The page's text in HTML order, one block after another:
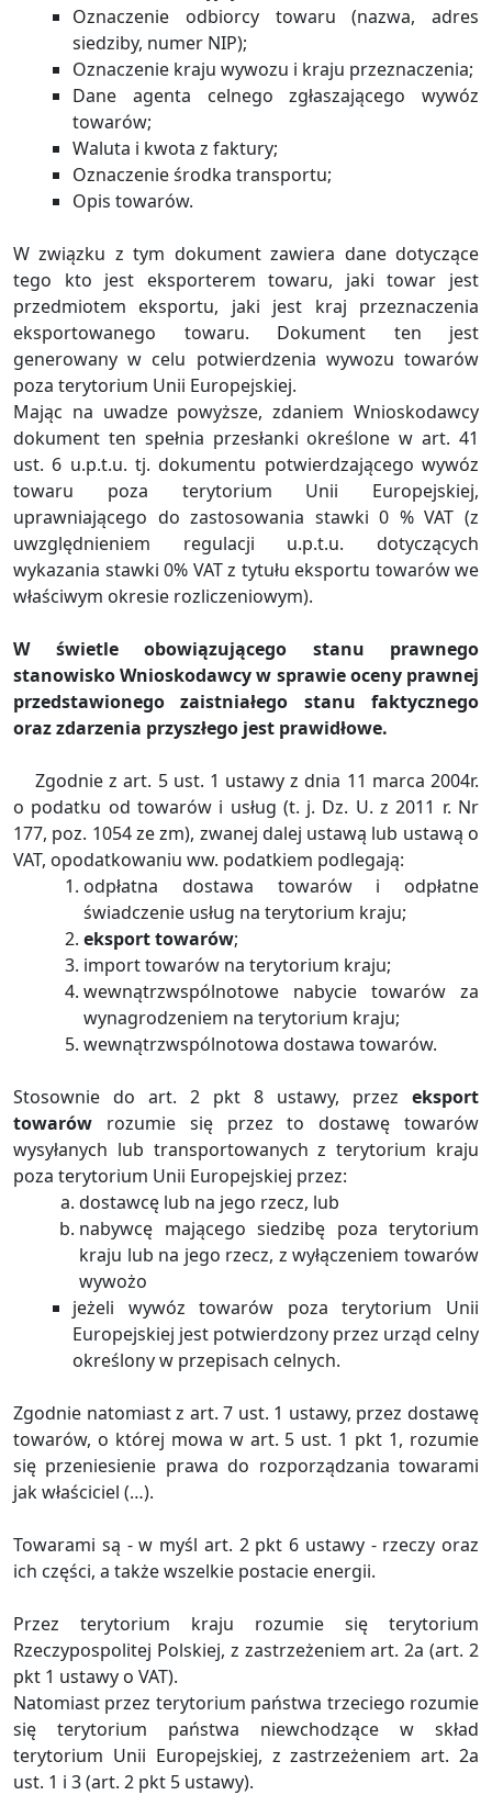
Oznaczenie odbiorcy towaru (nazwa, adres
siedziby, numer NIP);
Oznaczenie kraju wywozu i kraju przeznaczenia;
Dane agenta celnego zgłaszającego wywóz
towarów;
Waluta i kwota z faktury;
Oznaczenie środka transportu;
Opis towarów.
W związku z tym dokument zawiera dane dotyczące
tego kto jest eksporterem towaru, jaki towar jest
przedmiotem eksportu, jaki jest kraj przeznaczenia
eksportowanego towaru. Dokument ten jest
generowany w celu potwierdzenia wywozu towarów
poza terytorium Unii Europejskiej.
Mając na uwadze powyższe, zdaniem Wnioskodawcy
dokument ten spełnia przesłanki określone w art. 41
ust. 6 u.p.t.u. tj. dokumentu potwierdzającego wywóz
towaru poza terytorium Unii Europejskiej,
uprawniającego do zastosowania stawki 0 % VAT (z
uwzględnieniem regulacji u.p.t.u. dotyczących
wykazania stawki 0% VAT z tytułu eksportu towarów we
właściwym okresie rozliczeniowym).
W świetle obowiązującego stanu prawnego
stanowisko Wnioskodawcy w sprawie oceny prawnej
przedstawionego zaistniałego stanu faktycznego
oraz zdarzenia przyszłego jest prawidłowe.
Zgodnie z art. 5 ust. 1 ustawy z dnia 11 marca 2004r.
o podatku od towarów i usług (t. j. Dz. U. z 2011 r. Nr
177, poz. 1054 ze zm), zwanej dalej ustawą lub ustawą o
VAT, opodatkowaniu ww. podatkiem podlegają:
odpłatna dostawa towarów i odpłatne
świadczenie usług na terytorium kraju;
eksport towarów;
import towarów na terytorium kraju;
wewnątrzwspólnotowe nabycie towarów za
wynagrodzeniem na terytorium kraju;
wewnątrzwspólnotowa dostawa towarów.
Stosownie do art. 2 pkt 8 ustawy, przez eksport
towarów rozumie się przez to dostawę towarów
wysyłanych lub transportowanych z terytorium kraju
poza terytorium Unii Europejskiej przez:
dostawcę lub na jego rzecz, lub
nabywcę mającego siedzibę poza terytorium
kraju lub na jego rzecz, z wyłączeniem towarów
wywożo
jeżeli wywóz towarów poza terytorium Unii
Europejskiej jest potwierdzony przez urząd celny
określony w przepisach celnych.
Zgodnie natomiast z art. 7 ust. 1 ustawy, przez dostawę
towarów, o której mowa w art. 5 ust. 1 pkt 1, rozumie
się przeniesienie prawa do rozporządzania towarami
jak właściciel (…).
Towarami są - w myśl art. 2 pkt 6 ustawy - rzeczy oraz
ich części, a także wszelkie postacie energii.
Przez terytorium kraju rozumie się terytorium
Rzeczypospolitej Polskiej, z zastrzeżeniem art. 2a (art. 2
pkt 1 ustawy o VAT).
Natomiast przez terytorium państwa trzeciego rozumie
się terytorium państwa niewchodzące w skład
terytorium Unii Europejskiej, z zastrzeżeniem art. 2a
ust. 1 i 3 (art. 2 pkt 5 ustawy).